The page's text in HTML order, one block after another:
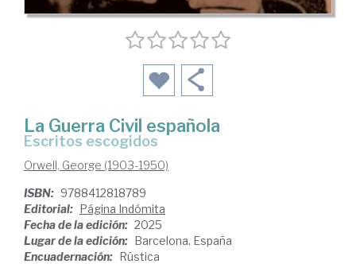
La Guerra Civil española
Escritos escogidos
Orwell, George (1903-1950)
ISBN: 9788412818789
Editorial: Página Indómita
Fecha de la edición: 2025
Lugar de la edición: Barcelona. España
Encuadernación: Rústica